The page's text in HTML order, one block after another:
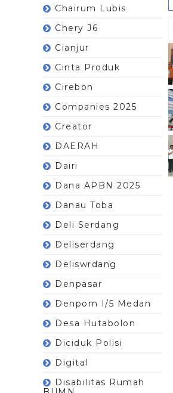
Chairum Lubis
Chery J6
Cianjur
Cinta Produk
Cirebon
Companies 2025
Creator
DAERAH
Dairi
Dana APBN 2025
Danau Toba
Deli Serdang
Deliserdang
Deliswrdang
Denpasar
Denpom I/5 Medan
Desa Hutabolon
Diciduk Polisi
Digital
Disabilitas Rumah